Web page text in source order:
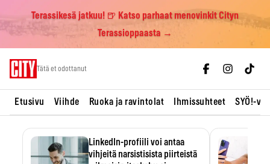
Terassikesä jatkuu! 🍺 Katso parhaat menovinkit Cityn
Terassioppaasta →
Tätä et odottanut
Etusivu Viihde Ruoka ja ravintolat Ihmissuhteet SYÖ!-
LinkedIn-profiili voi antaa
vihjeitä narsistisista piirteistä